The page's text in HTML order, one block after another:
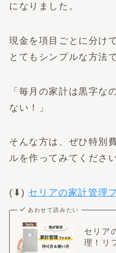
になりました。
現金を項目ごとに分け
とてもシンプルな方法
「毎月の家計は黒字な
ない！」
そんな方は、ぜひ特別
ルを作ってみてください
(⬇︎) セリアの家計管理
あわせて読みたい
セリア
理！リ